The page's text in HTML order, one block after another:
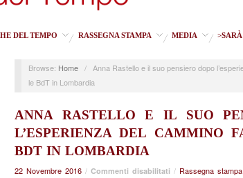
DEL TEMPO RASSEGNA STAMPA MEDIA
Browse: Home / Anna Rastello e il suo pensiero dopo
le BdT in Lombardia
ANNA RASTELLO E IL SUO
L’ESPERIENZA DEL CAMMINO
BDT IN LOMBARDIA
22 Novembre 2016 / Commenti disabilitati su/ Rassegna stampa